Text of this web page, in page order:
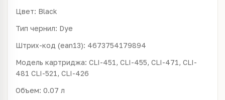
Цвет: Black
Тип чернил: Dye
Штрих-код (ean13): 4673754179894
Модель картриджа: CLI-451, CLI-455, CLI-471, CLI-
481 CLI-521, CLI-426
Объем: 0.07 л